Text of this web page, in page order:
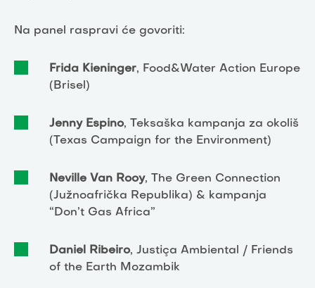
Na panel raspravi će govoriti:
Frida Kieninger, Food&Water Action Europe
(Brisel)
Jenny Espino, Teksaška kampanja za okoliš
(Texas Campaign for the Environment)
Neville Van Rooy, The Green Connection
(Južnoafrička Republika) & kampanja
“Don’t Gas Africa”
Daniel Ribeiro, Justiça Ambiental / Friends
of the Earth Mozambik